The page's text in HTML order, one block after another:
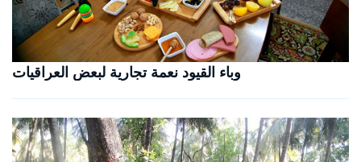
وباء القيود نعمة تجارية لبعض العراقيات